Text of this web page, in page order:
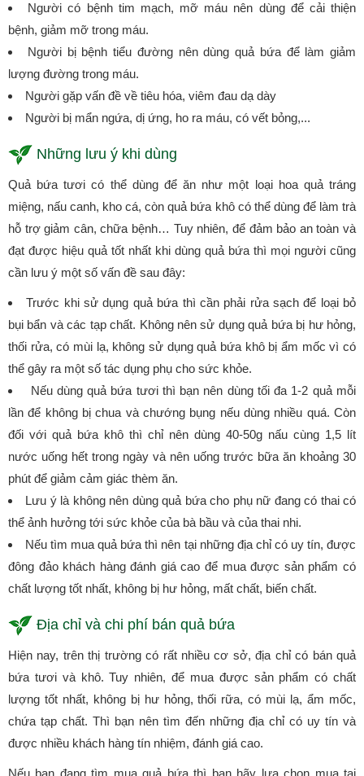
Người có bệnh tim mạch, mỡ máu nên dùng để cải thiện
bệnh, giảm mỡ trong máu.
Người bị bệnh tiểu đường nên dùng quả bứa để làm giảm
lượng đường trong máu.
Người gặp vấn đề về tiêu hóa, viêm đau dạ dày
Người bị mẩn ngứa, dị ứng, ho ra máu, có vết bỏng,...
Những lưu ý khi dùng
Quả bứa tươi có thể dùng để ăn như một loại hoa quả tráng
miệng, nấu canh, kho cá, còn quả bứa khô có thể dùng để làm trà
hỗ trợ giảm cân, chữa bệnh… Tuy nhiên, để đảm bảo an toàn và
đạt được hiệu quả tốt nhất khi dùng quả bứa thì mọi người cũng
cần lưu ý một số vấn đề sau đây:
Trước khi sử dụng quả bứa thì cần phải rửa sạch để loại bỏ
bụi bẩn và các tạp chất. Không nên sử dụng quả bứa bị hư hỏng,
thối rửa, có mùi lạ, không sử dụng quả bứa khô bị ẩm mốc vì có
thể gây ra một số tác dụng phụ cho sức khỏe.
Nếu dùng quả bứa tươi thì bạn nên dùng tối đa 1-2 quả mỗi
lần để không bị chua và chướng bụng nếu dùng nhiều quá. Còn
đối với quả bứa khô thì chỉ nên dùng 40-50g nấu cùng 1,5 lít
nước uống hết trong ngày và nên uống trước bữa ăn khoảng 30
phút để giảm cảm giác thèm ăn.
Lưu ý là không nên dùng quả bứa cho phụ nữ đang có thai có
thể ảnh hưởng tới sức khỏe của bà bầu và của thai nhi.
Nếu tìm mua quả bứa thì nên tại những địa chỉ có uy tín, được
đông đảo khách hàng đánh giá cao để mua được sản phẩm có
chất lượng tốt nhất, không bị hư hỏng, mất chất, biến chất.
Địa chỉ và chi phí bán quả bứa
Hiện nay, trên thị trường có rất nhiều cơ sở, địa chỉ có bán quả
bứa tươi và khô. Tuy nhiên, để mua được sản phẩm có chất
lượng tốt nhất, không bị hư hỏng, thối rữa, có mùi lạ, ẩm mốc,
chứa tạp chất. Thì bạn nên tìm đến những địa chỉ có uy tín và
được nhiều khách hàng tín nhiệm, đánh giá cao.